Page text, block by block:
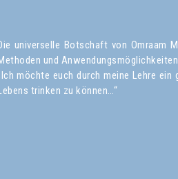
universelle Botschaft von Omraam
und
möchte euch durch meine Lehre
trinken zu können…“